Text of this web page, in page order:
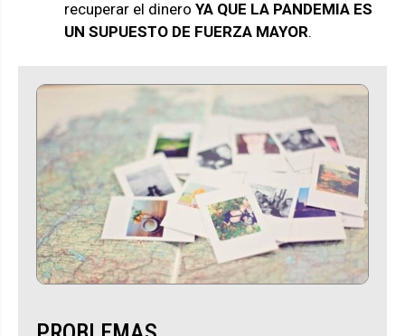
recuperar el dinero YA QUE LA PANDEMIA ES
UN SUPUESTO DE FUERZA MAYOR.